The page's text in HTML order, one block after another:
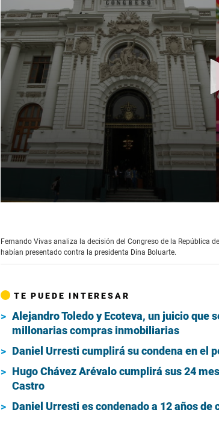
minutes,
7
secondsVolume
Fernando Vivas analiza la decisión del Congreso de la República
habían presentado contra la presidenta Dina Boluarte.
TE PUEDE INTERESAR
Alejandro Toledo y Ecoteva, un juicio que
millonarias compras inmobiliarias
Daniel Urresti cumplirá su condena en el
Hugo Chávez Arévalo cumplirá sus 24
Castro
Daniel Urresti es condenado a 12 años